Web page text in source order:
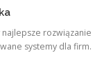
rozwiązanie
systemy dla firm.